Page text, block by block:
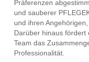
Präferenzen
und sauberer
und ihren
Darüber hinaus fördert
Team das
Professionalität.